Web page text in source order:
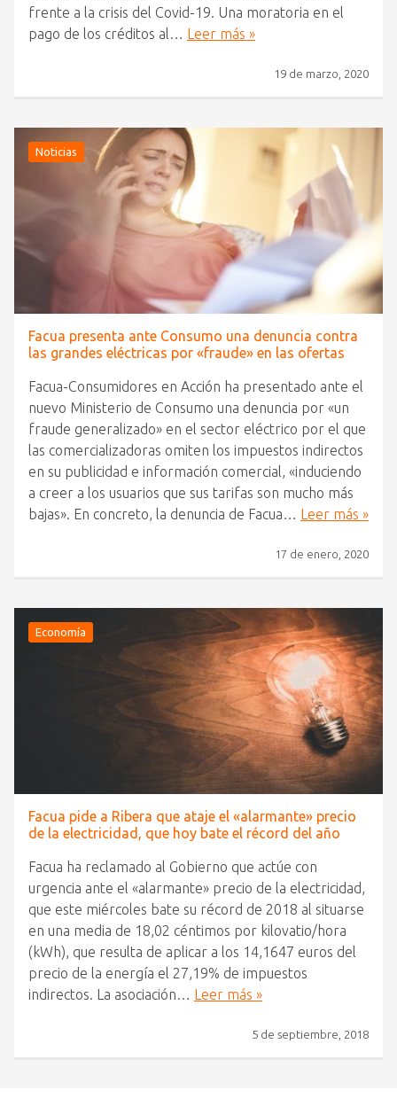
frente a la crisis del Covid-19. Una moratoria en el
pago de los créditos al… Leer más »
19 de marzo, 2020
Noticias
Facua presenta ante Consumo una denuncia contra
las grandes eléctricas por «fraude» en las ofertas
Facua-Consumidores en Acción ha presentado ante el
nuevo Ministerio de Consumo una denuncia por «un
fraude generalizado» en el sector eléctrico por el que
las comercializadoras omiten los impuestos indirectos
en su publicidad e información comercial, «induciendo
a creer a los usuarios que sus tarifas son mucho más
bajas». En concreto, la denuncia de Facua… Leer más »
17 de enero, 2020
Economía
Facua pide a Ribera que ataje el «alarmante» precio
de la electricidad, que hoy bate el récord del año
Facua ha reclamado al Gobierno que actúe con
urgencia ante el «alarmante» precio de la electricidad,
que este miércoles bate su récord de 2018 al situarse
en una media de 18,02 céntimos por kilovatio/hora
(kWh), que resulta de aplicar a los 14,1647 euros del
precio de la energía el 27,19% de impuestos
indirectos. La asociación… Leer más »
5 de septiembre, 2018